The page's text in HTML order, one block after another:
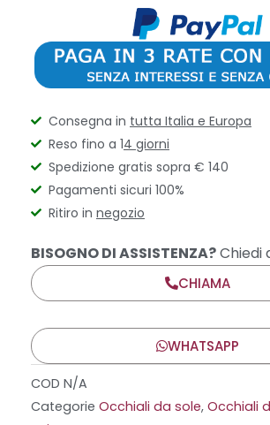
Consegna in tutta Italia e Europa
Reso fino a 14 giorni
Spedizione gratis sopra € 140
Pagamenti sicuri 100%
Ritiro in negozio
BISOGNO DI ASSISTENZA?Chiedi
CHIAMA
WHATSAPP
COD N/A
Categorie Occhiali da sole, Occhiali